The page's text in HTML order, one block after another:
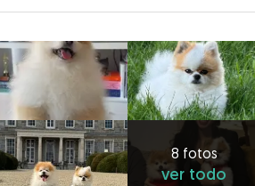
8 fotos
ver todo